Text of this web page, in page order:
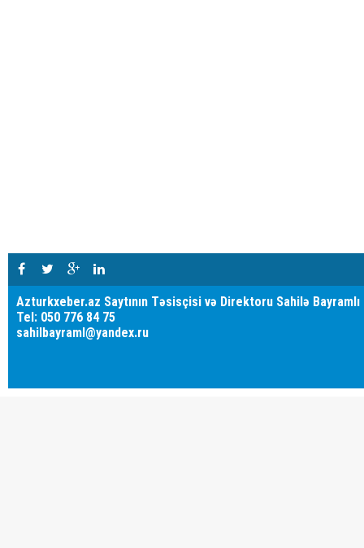
Azturkxeber.az Saytının Təsisçisi və Direktoru Sahilə Bayramlı
Tel: 050 776 84 75
sahilbayraml@yandex.ru